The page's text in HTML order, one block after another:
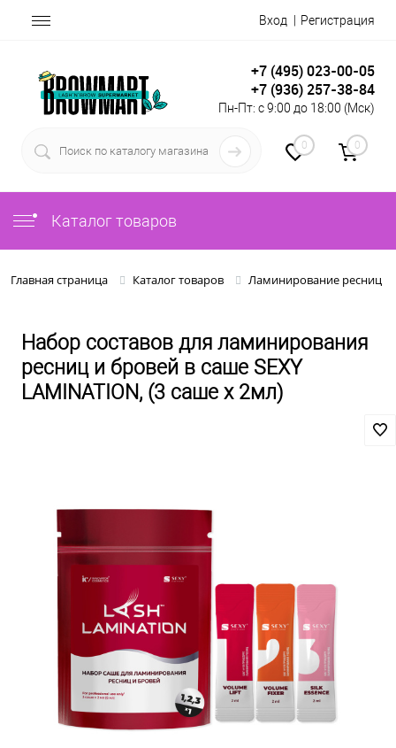
Вход Регистрация
+7 (495) 023-00-05
+7 (936) 257-38-84
Пн-Пт: с 9:00 до 18:00 (Мск)
0 0
Каталог товаров
Главная страница Каталог товаров Ламинирование ресниц и
Набор составов для ламинирования
ресниц и бровей в саше SEXY
LAMINATION, (3 саше x 2мл)